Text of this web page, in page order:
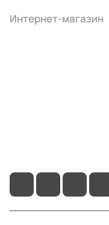
Интернет-магазин